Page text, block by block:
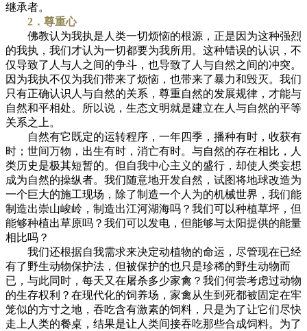
继承者。
2．尊重心
佛教认为我执是人类一切烦恼的根源，正是因为这种强烈
的我执，我们才认为一切都要为我所用。这种错误的认识，不
仅导致了人与人之间的争斗，也导致了人与自然之间的冲突。
因为我执不仅为我们带来了烦恼，也带来了暴力和毁灭。我们
只有正确认识人与自然的关系，尊重自然的发展规律，才能与
自然和平相处。所以说，生态文明就是建立在人与自然的平等
关系之上。
自然有它既定的运转程序，一年四季，播种有时，收获有
时；世间万物，出生有时，消亡有时。与自然的存在相比，人
类历史是极其短暂的。但自我中心主义的盛行，却使人类妄想
成为自然的操纵者。我们随意地开发自然，试图将地球改造为
一个巨大的施工现场，除了制造一个人为的机械世界，我们能
制造出崇山峻岭，制造出江河湖海吗？我们可以种植草坪，但
能够种植出草原吗？我们可以发电，但能够与太阳提供的能量
相比吗？
我们还根据自我需求来决定动植物的命运，尽管现在已经
有了野生动物保护法，但被保护的也只是珍稀的野生动物而
已，与此同时，每天又在屠杀多少家禽？我们何尝考虑过动物
的生存权利？在现代化的饲养场，家禽从生到死都被固定在牢
笼似的方寸之地，吞吃含有激素的饲料，只是为了让它们尽快
走上人类的餐桌，结果是让人类间接吞吃那些合成饲料。为了